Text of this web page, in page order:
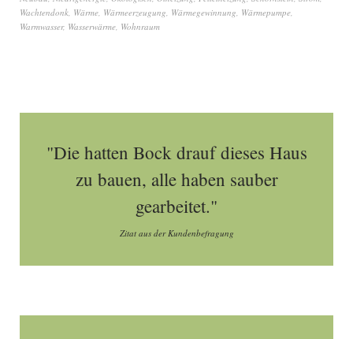
Wachtendonk, Wärme, Wärmeerzeugung, Wärmegewinnung, Wärmepumpe,
Warmwasser, Wasserwärme, Wohnraum
"Die hatten Bock drauf dieses Haus
zu bauen, alle haben sauber
gearbeitet."
Zitat aus der Kundenbefragung